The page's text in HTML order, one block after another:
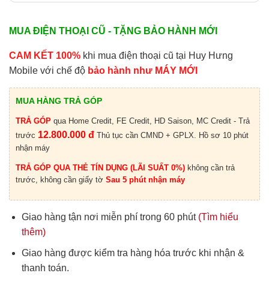
MUA ĐIỆN THOẠI CŨ - TẶNG BẢO HÀNH MỚI
CAM KẾT 100% khi mua điện thoại cũ tại Huy Hưng
Mobile với chế độ bảo hành như MÁY MỚI
MUA HÀNG TRẢ GÓP
TRẢ GÓP qua Home Credit, FE Credit, HD Saison, MC Credit - Trả
trước 12.800.000 đ Thủ tục cần CMND + GPLX. Hồ sơ 10 phút
nhận máy
TRẢ GÓP QUA THẺ TÍN DỤNG (LÃI SUẤT 0%) không cần trả
trước, không cần giấy tờ Sau 5 phút nhận máy
Giao hàng tận nơi miễn phí trong 60 phút (Tìm hiểu
thêm)
Giao hàng được kiểm tra hàng hóa trước khi nhận &
thanh toán.